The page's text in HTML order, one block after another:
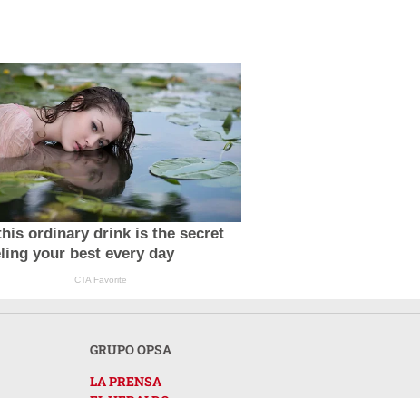
ordinary drink is the secret
your best every day
CTA Favorite
GRUPO OPSA
LA PRENSA